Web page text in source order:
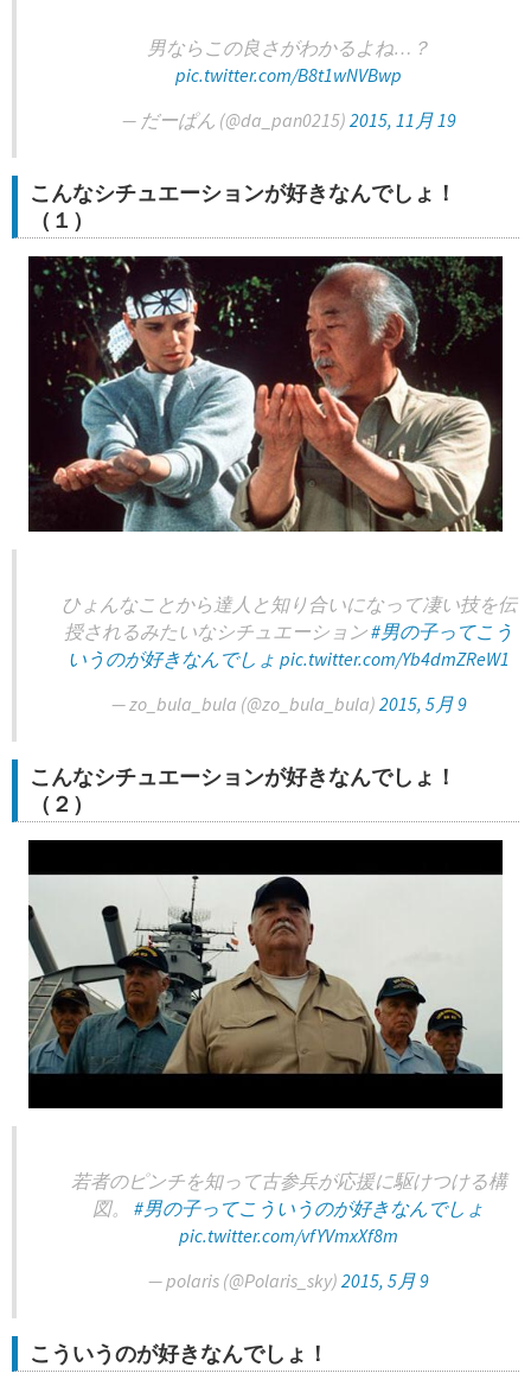
男ならこの良さがわかるよね…？
pic.twitter.com/B8t1wNVBwp
— だーぱん (@da_pan0215) 2015, 11月 19
こんなシチュエーションが好きなんでしょ！
（１）
ひょんなことから達人と知り合いになって凄い技を伝
授されるみたいなシチュエーション#男の子ってこう
いうのが好きなんでしょ pic.twitter.com/Yb4dmZReW1
— zo_bula_bula (@zo_bula_bula) 2015, 5月 9
こんなシチュエーションが好きなんでしょ！
（２）
若者のピンチを知って古参兵が応援に駆けつける構
図。 #男の子ってこういうのが好きなんでしょ
pic.twitter.com/vfYVmxXf8m
— polaris (@Polaris_sky) 2015, 5月 9
こういうのが好きなんでしょ！